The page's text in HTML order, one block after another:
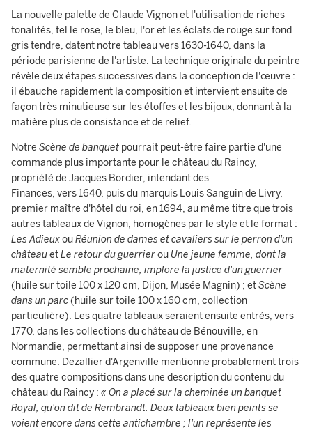
La nouvelle palette de Claude Vignon et l'utilisation de riches
tonalités, tel le rose, le bleu, l'or et les éclats de rouge sur fond
gris tendre, datent notre tableau vers 1630-1640, dans la
période parisienne de l'artiste. La technique originale du peintre
révèle deux étapes successives dans la conception de l'œuvre :
il ébauche rapidement la composition et intervient ensuite de
façon très minutieuse sur les étoffes et les bijoux, donnant à la
matière plus de consistance et de relief.
Notre Scène de banquet pourrait peut-être faire partie d'une
commande plus importante pour le château du Raincy,
propriété de Jacques Bordier, intendant des
Finances, vers 1640, puis du marquis Louis Sanguin de Livry,
premier maître d'hôtel du roi, en 1694, au même titre que trois
autres tableaux de Vignon, homogènes par le style et le format :
Les AdieuxouRéunion de dames et cavaliers sur le perron d'un
châteauetLe retour du guerrierouUne jeune femme, dont la
maternité semble prochaine, implore la justice d'un guerrier
(huile sur toile 100 x 120 cm, Dijon, Musée Magnin) ; etScène
dans un parc(huile sur toile 100 x 160 cm, collection
particulière). Les quatre tableaux seraient ensuite entrés, vers
1770, dans les collections du château de Bénouville, en
Normandie, permettant ainsi de supposer une provenance
commune. Dezallier d'Argenville mentionne probablement trois
des quatre compositions dans une description du contenu du
château du Raincy : « On a placé sur la cheminée un banquet
Royal, qu'on dit de Rembrandt. Deux tableaux bien peints se
voient encore dans cette antichambre ; l'un représente les